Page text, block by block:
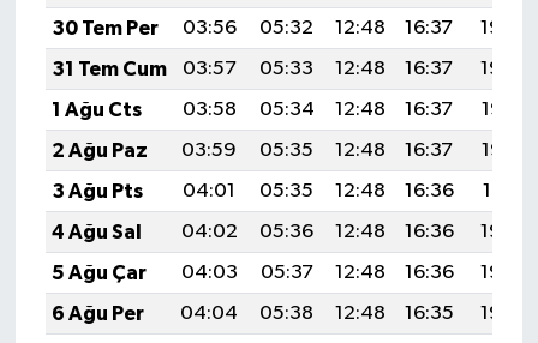
30 Tem Per
03:56 05:32 12:48 16:37
19:54
31 Tem Cum
03:57 05:33 12:48 16:37
19:54
1 Ağu Cts
03:58 05:34 12:48 16:37
19:53
2 Ağu Paz
03:59 05:35 12:48 16:37
19:52
3 Ağu Pts
04:01 05:35 12:48 16:36
19:51
4 Ağu Sal
04:02 05:36 12:48 16:36
19:50
5 Ağu Çar
04:03 05:37 12:48 16:36
19:49
6 Ağu Per
04:04 05:38 12:48 16:35
19:48